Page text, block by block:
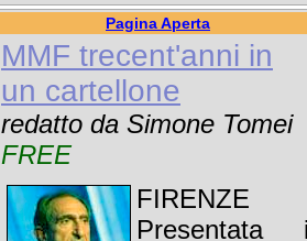
Pagina Aperta
MMF trecent'anni in
un cartellone
redatto da Simone Tomei
FREE
FIRENZE
Presentata